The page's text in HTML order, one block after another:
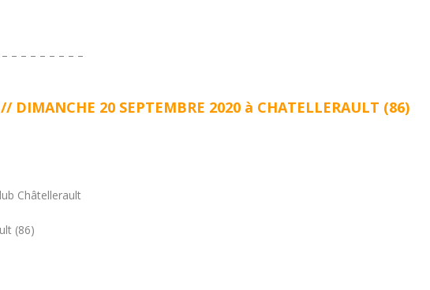
– – – – – – – –
DIMANCHE 20 SEPTEMBRE 2020 à CHATELLERAULT (86)
Châtellerault
(86)